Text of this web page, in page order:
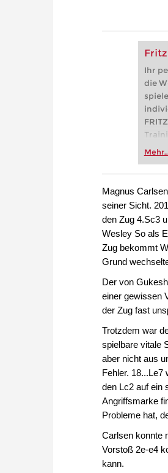
Fritz
Ihr
die
Magnus
seiner Sicht.
den Zug 4.Sc3
Wesley So als
Zug bekommt
Grund
Der von
einer gewissen
der Zug fast
Trotzdem war
spielbare vitale
aber nicht aus
Fehler.
den Lc2 auf ein
Angriffsmarke
Probleme hat,
Carlsen konnte
Vorstoß 2e-e4
kann.